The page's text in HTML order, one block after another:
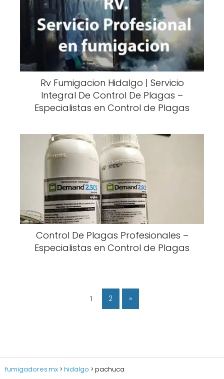
Rv Fumigacion Hidalgo | Servicio
Integral De Control De Plagas –
Especialistas en Control de Plagas
Control De Plagas Profesionales –
Especialistas en Control de Plagas
1 2 »
fumigadores.mx hidalgo pachuca